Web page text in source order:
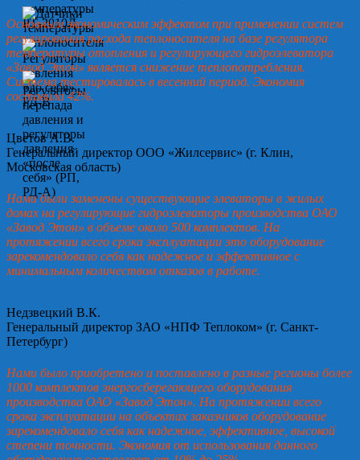
Основным экономическим эффектом при применении систем
регулирования расхода теплоносителя на базе регулятора
температуры отопления и регулирующего гидроэлеватора
«Завод Этон» является снижение теплопотребления.
Система тестировалась в весенний период. Экономия
составила 42%.
Цветов А.В.
Генеральный директор ООО «Жилсервис» (г. Клин,
Московская область)
Нами были заменены существующие элеваторы в жилых
домах на регулирующие гидроэлеваторы производства ОАО
«Завод Этон» в объеме около 500 комплектов. На
протяжении всего срока эксплуатации это оборудование
зарекомендовало себя как надежное и эффективное с
минимальным количеством отказов в работе.
Недзвецкий В.К.
Генеральный директор ЗАО «НПФ Теплоком» (г. Санкт-
Петербург)
Нами было приобретено и поставлено в разные регионы более
1000 комплектов энергосберегающего оборудования
производства ОАО «Завод Этон». На протяжении всего
срока эксплуатации на объектах заказчиков оборудование
зарекомендовало себя как надежное, эффективное, высокой
степени точности. Экономия от использования данного